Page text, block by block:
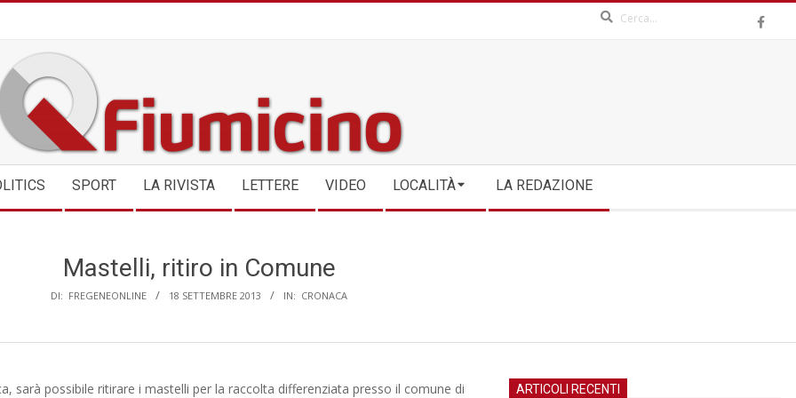
SPORT LA RIVISTA LETTERE VIDEO LOCALITÀ LA REDAZIONE
Mastelli, ritiro in Comune
DI: FREGENEONLINE 18 SETTEMBRE 2013 IN: CRONACA
sarà possibile ritirare i mastelli per la raccolta differenziata presso il comune di
ARTICOLI RECENTI